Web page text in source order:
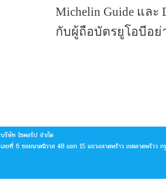
Michelin Guide และ
กับผู้ถือบัตรยูโอบีอย่
บริษัท ไซคอร์ป จำกัด
เลขที่ 6 ซอยนาคนิวาส 48 แยก 15 แขวงลาดพร้าว เขตลาดพร้าว